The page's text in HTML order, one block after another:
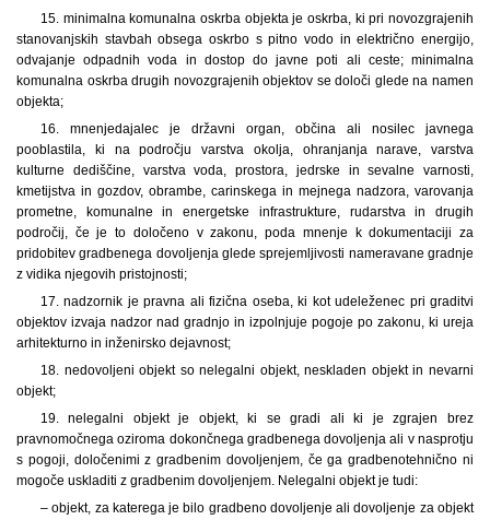
15. minimalna komunalna oskrba objekta je oskrba, ki pri novozgrajenih
stanovanjskih stavbah obsega oskrbo s pitno vodo in električno energijo,
odvajanje odpadnih voda in dostop do javne poti ali ceste; minimalna
komunalna oskrba drugih novozgrajenih objektov se določi glede na namen
objekta;
16. mnenjedajalec je državni organ, občina ali nosilec javnega
pooblastila, ki na področju varstva okolja, ohranjanja narave, varstva
kulturne dediščine, varstva voda, prostora, jedrske in sevalne varnosti,
kmetijstva in gozdov, obrambe, carinskega in mejnega nadzora, varovanja
prometne, komunalne in energetske infrastrukture, rudarstva in drugih
področij, če je to določeno v zakonu, poda mnenje k dokumentaciji za
pridobitev gradbenega dovoljenja glede sprejemljivosti nameravane gradnje
z vidika njegovih pristojnosti;
17. nadzornik je pravna ali fizična oseba, ki kot udeleženec pri graditvi
objektov izvaja nadzor nad gradnjo in izpolnjuje pogoje po zakonu, ki ureja
arhitekturno in inženirsko dejavnost;
18. nedovoljeni objekt so nelegalni objekt, neskladen objekt in nevarni
objekt;
19. nelegalni objekt je objekt, ki se gradi ali ki je zgrajen brez
pravnomočnega oziroma dokončnega gradbenega dovoljenja ali v nasprotju
s pogoji, določenimi z gradbenim dovoljenjem, če ga gradbenotehnično ni
mogoče uskladiti z gradbenim dovoljenjem. Nelegalni objekt je tudi:
– objekt, za katerega je bilo gradbeno dovoljenje ali dovoljenje za objekt